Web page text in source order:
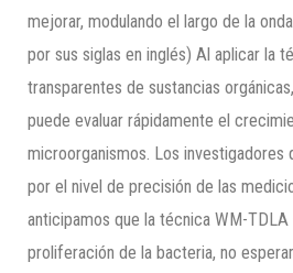
mejorar, modulando el largo de la
por sus siglas en inglés) Al aplicar la
transparentes de sustancias
puede evaluar rápidamente el
microorganismos. Los investigadores
por el nivel de precisión de las
anticipamos que la técnica WM-TDLA
proliferación de la bacteria, no